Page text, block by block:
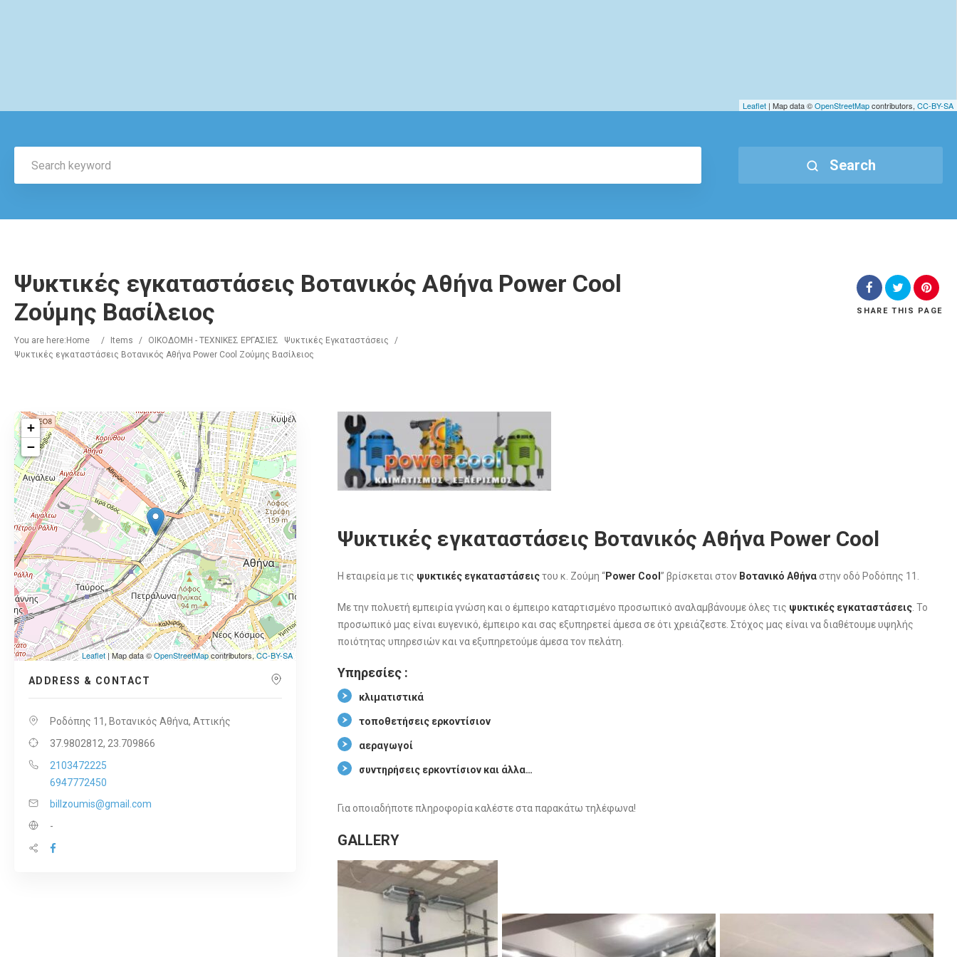
Leaflet | Map data ©OpenStreetMapcontributors, CC-BY-SA
Search
Ψυκτικές εγκαταστάσεις Βοτανικός Αθήνα Power Cool
Ζούμης Βασίλειος
You are here: Home / Items / ΟΙΚΟΔΟΜΗ - ΤΕΧΝΙΚΕΣ ΕΡΓΑΣΙΕΣ Ψυκτικές Εγκαταστάσεις
/
Ψυκτικές εγκαταστάσεις Βοτανικός Αθήνα Power Cool Ζούμης Βασίλειος
SHARE THIS PAGE
+
−
Leaflet | Map data ©OpenStreetMapcontributors,CC-BY-SA
ADDRESS & CONTACT
Ροδόπης 11, Βοτανικός Αθήνα, Αττικής
37.9802812, 23.709866
2103472225
6947772450
billzoumis@gmail.com
-
Ψυκτικές εγκαταστάσεις Βοτανικός Αθήνα Power Cool
Η εταιρεία με τις ψυκτικές εγκαταστάσειςτου κ. Ζούμη “Power Cool ” βρίσκεται στον Βοτανικό Αθήναστην οδό Ροδόπης 11.
Με την πολυετή εμπειρία γνώση και ο έμπειρο καταρτισμένο προσωπικό αναλαμβάνουμε όλες τις ψυκτικές εγκαταστάσεις. Το
προσωπικό μας είναι ευγενικό, έμπειρο και σας εξυπηρετεί άμεσα σε ότι χρειάζεστε. Στόχος μας είναι να διαθέτουμε υψηλής
ποιότητας υπηρεσιών και να εξυπηρετούμε άμεσα τον πελάτη.
Υπηρεσίες :
κλιματιστικά
τοποθετήσεις ερκοντίσιον
αεραγωγοί
συντηρήσεις ερκοντίσιον και άλλα…
Για οποιαδήποτε πληροφορία καλέστε στα παρακάτω τηλέφωνα!
GALLERY